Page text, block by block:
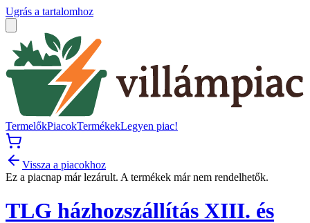
Ugrás a tartalomhoz
TermelőkPiacokTermékekLegyen piac!
Vissza a piacokhoz
Ez a piacnap már lezárult. A termékek már nem rendelhetők.
TLG házhozszállítás XIII. és